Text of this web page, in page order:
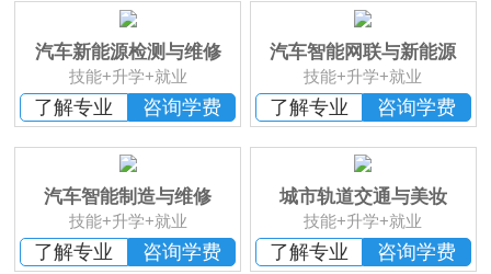
恭贺
何*凡 已报名
恭贺
湖南益阳卢*俊 已报名
恭贺
李*辉 已报名
恭贺
湖南邵阳杨*成 已报名
恭贺
湖南郴州刘* 已报名
恭贺
湖南益阳苏*琮 已报名
恭贺
谢光平 已报名
恭贺
湖南怀化 段秋杰 已报名
汽车新能源检测与维修
技能+升学+就业
了解专业 咨询学费
汽车智能网联与新能源
技能+升学+就业
了解专业 咨询学费
汽车智能制造与维修
技能+升学+就业
了解专业 咨询学费
城市轨道交通与美妆
技能+升学+就业
了解专业 咨询学费